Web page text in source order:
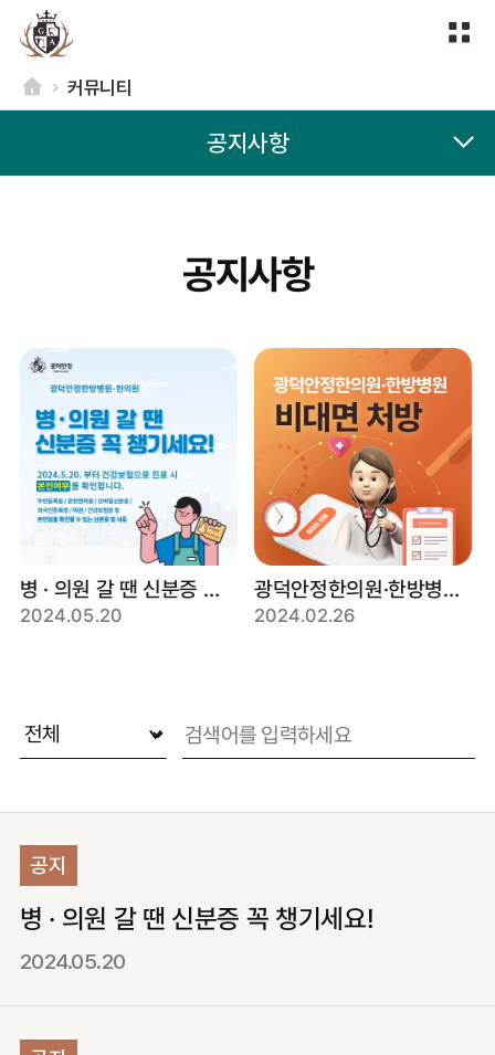
커뮤니티
공지사항
공지사항
병 · 의원 갈 땐 신분증 꼭 챙기세요!
2024.05.20
광덕안정한의원·한방병원 비대면 처방 가능합니다.
2024.02.26
공지
병 · 의원 갈 땐 신분증 꼭 챙기세요!
2024.05.20